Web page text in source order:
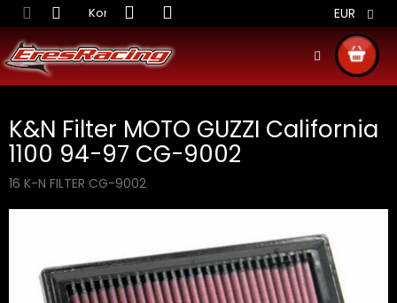
Prejsť
na
obsah
Kontakt Obchodné podmienky Doprava
EUR
KOŠÍK
K&N Filter MOTO GUZZI California
1100 94-97 CG-9002
16 K-N FILTER CG-9002